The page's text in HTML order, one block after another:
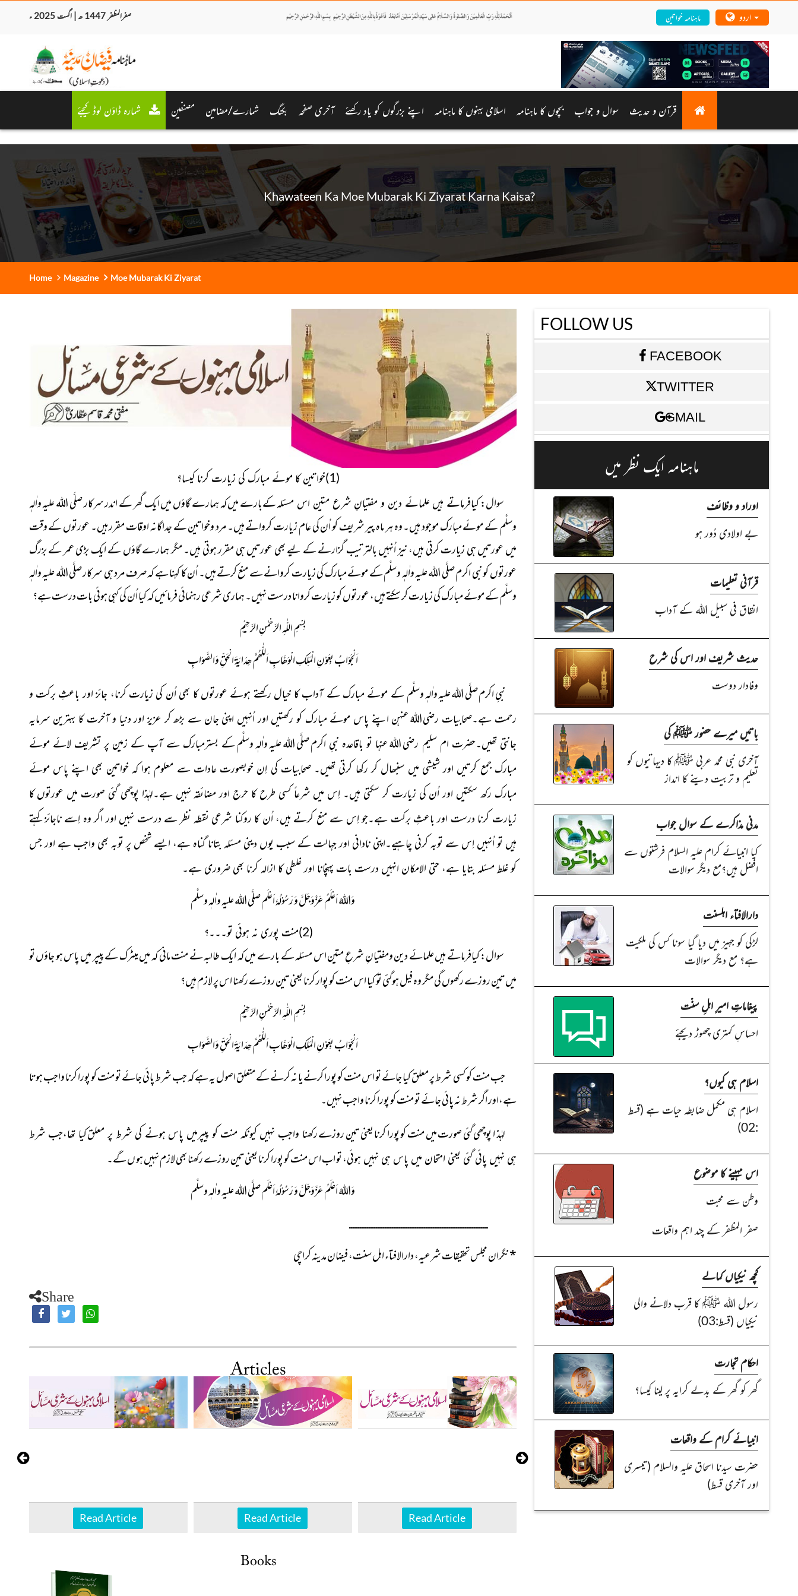
صفرالمظفر 1447 ھ | اگست 2025 ء ماہنامہ خواتین
قرآن و حدیث سوال و جواب بچوں کا ماہنامہ اسلامی بہنوں کا ماہنامہ اپنے بزرگوں کو یاد رکھئے آخری صفحہ بکنگ شمارے/مضامین مصنفین شمارہ ڈاؤن لوڈ کیجئے
Khawateen Ka Moe Mubarak Ki Ziyarat Karna Kaisa?
Home Magazine Moe Mubarak Ki Ziyarat
(1)خواتین کا موئے مبارک کی زیارت کرنا کیسا؟
سوال:کیافرماتے ہیں علمائے دین و مفتیانِ شرع متین اس مسئلہکےبارے میں کہ ہمارے گاؤں میں ایک گھر کے اندر سرکار صلَّی اللہ علیہ واٰلہٖ
وسلَّم کے موئے مبارک موجود ہیں۔ وہ ہر ماہ پیر شریف کو اُن کی عام زیارت کرواتے ہیں۔ مرد وخواتین کے جداگانہ اوقات مقرر ہیں۔ عورتوں کے وقت
میں عورتیں ہی زیارت کرتی ہیں، نیز اُنہیں بالترتیب گزارنے کے لیے بھی عورتیں ہی مقرر ہوتی ہیں۔ مگر ہمارے گاؤں کے ایک بڑی عمر کے بزرگ
عورتوں کو نبی اکرم صلَّی اللہ علیہ واٰلہٖ وسلَّم کے موئے مبارک کی زیارت کروانے سے منع کرتے ہیں۔ اُن کا کہنا ہے کہ صرف مرد ہی سرکار صلَّی اللہ علیہ واٰلہٖ
وسلَّم کے موئے مبارک کی زیارت کر سکتے ہیں، عورتوں کو زیارت کروانا درست نہیں۔ ہماری شرعی رہنمائی فرمائیں کہ کیا اُن کی کہی ہوئی بات درست ہے؟
بِسْمِ اللّٰہِ الرَّحْمٰنِ الرَّحِیْمِ
اَلْجَوَابُ بِعَوْنِ الْمَلِکِ الْوَھَّابِ اَللّٰھُمَّ ھِدَایَۃَ الْحَقِّ وَالصَّوَابِ
نبیِ اکرمصلَّی اللہ علیہ واٰلہٖ وسلَّمکے موئے مبارک کے آداب کا خیال رکھتے ہوئے عورتوں کا بھی اُن کی زیارت کرنا، جائز اور باعثِ برکت و
رحمت ہے۔صحابیات رضی اللہُ عنہن اپنے پاس موئے مبارک کو رکھتیں اور اُنہیں اپنی جان سے بڑھ کر عزیز اور دنیا و آخرت کا بہترین سرمایہ
جانتی تھیں۔حضرت ام سلیم رضی اللہُ عنہا تو باقاعدہ نبیِ اکرمصلَّی اللہ علیہ واٰلہٖ وسلَّمکے بسترمبارک سے آپ کے زمین پر تشریف لائے موئے
مبارک جمع کرتیں اور شیشی میں سنبھال کر رکھا کرتی تھیں۔ صحابیات کی اِن خوبصورت عادات سے معلوم ہوا کہ خواتین بھی اپنے پاس موئے
مبارک رکھ سکتیں اور اُن کی زیارت کر سکتی ہیں۔ اِس میں شرعاً کسی طرح کا حرج اور مضائقہ نہیں ہے۔لہٰذا پوچھی گئی صورت میں عورتوں کا
زیارت کرنا درست اور باعثِ برکت ہے۔جو اِس سے منع کرتے ہیں، اُن کا روکنا شرعی نقطہ نظر سے درست نہیں اور اگر وہ اِسے ناجائز کہتے
ہیں تو اُنہیں اِس سے توبہ کرنی چاہیے۔اپنی نادانی اور جہالت کے سبب یوں دینی مسئلہ بتانا گناہ ہے، ایسے شخص پر توبہ بھی واجب ہے اور جس
کو غلط مسئلہ بتایا ہے، حتی الامکان انہیں درست بات پہنچانا اور غلطی کا ازالہ کرنا بھی ضروری ہے۔
وَاللہُ اَعْلَمُ عَزَّوَجَلَّ وَ رَسُوْلُہٗ اَعْلَم صلَّی اللہ علیہ واٰلہٖ وسلَّم
(2)منت پوری نہ ہوئی تو۔۔۔؟
سوال:کیافرماتے ہیں علمائے دین ومفتیانِ شرعِ متین اس مسئلہ کے بارے میں کہ ایک طالبہ نے منت مانی کہ میں میٹرک کے پیپر میں پاس ہو جاؤں تو
میں تین روزے رکھوں گی مگر وہ فیل ہوگئی تو کیا اس منت کو پوار کرنا یعنی تین روزے رکھنا اس پر لازم ہیں؟
بِسْمِ اللّٰہِ الرَّحْمٰنِ الرَّحِیْمِ
اَلْجَوَابُ بِعَوْنِ الْمَلِکِ الْوَھَّابِ اَللّٰھُمَّ ھِدَایَۃَ الْحَقِّ وَالصَّوَابِ
جب منت کو کسی شرط پر معلق کیا جائے تو اس منت کو پورا کرنےیا نہ کرنے کے متعلق اصول یہ ہے کہ جب شرط پائی جائے تو منت کو پورا کرنا واجب ہوتا
ہے،اور اگر شرط نہ پائی جائے تو منت کو پورا کرنا واجب نہیں۔
لہٰذ ا پوچھی گئی صورت میں منت کو پورا کرنا یعنی تین روزےرکھنا واجب نہیں کیونکہ منت کو پیپرمیں پاس ہونے کی شرط پر معلقکیا تھا،جب شرط
ہی نہیں پائی گئی یعنی امتحان میں پاس ہی نہیں ہوئی،تو اب اس منت کو پورا کرنا یعنی تین روزے رکھنا بھی لازم نہیں ہو ں گے۔
وَاللہُ اَعْلَمُ عَزَّوَجَلَّ وَ رَسُوْلُہٗ اَعْلَم صلَّی اللہ علیہ واٰلہٖ وسلَّم
ــــــــــــــــــــــــــــــــــــــــــــــــــــــــــــــــــــــــــــــ
*نگران مجلس تحقیقات شرعیہ، دارالافتاء اہل سنت، فیضان مدینہ کراچی
Share
Articles
Read Article Read Article Read Article
Books
FOLLOW US
FACEBOOK
TWITTER
GMAIL
ماہنامہ ایک نظر میں
اوراد و وظائف
بے اولادی دُور ہو
قرآنی تعلیمات
انقاق فی سبیل اللہ کے آداب
حدیث شریف اور اس کی شرح
وفادار دوست
باتیں میرے حضور ﷺ کی
آخری نبی محمد عربی ﷺ کا دیہاتیوں کو
تعلیم و تربیت دینے کا انداز
مدنی مذاکرے کے سوال جواب
کیا انبیائے کرام علیہ السلام فرشتوں سے
افضل ہیں؟مع دیگر سوالات
دارالافتاء اہلسنت
لڑکی کو جہیز میں دیا گیا سونا کس کی ملکیت
ہے؟ مع دیگر سوالات
پیغاماتِ امیرِ اہلِ سنّت
احساسِ کمتری چھوڑ دیجئے
اسلام ہی کیوں؟
اسلام ہی مکمل ضابطہ حیات ہے (قسط
:02)
اس مہینے کا موضوع
وطن سے محبت
صفر المظفر کے چند اہم واقعات
کچھ نیکیاں کمالے
رسول اللہ ﷺ کا قرب دلانے والی
نیکیاں (قسط:03)
احکام تجارت
گھر کو گھر کے بدلے کرایہ پر لینا کیسا؟
انبیائے کرام کے واقعات
حضرت سیدنا اسحاق علیہ والسلام (تیسری
اور آخری قسط)